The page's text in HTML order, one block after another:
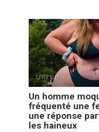
ԼՈՒՐԵՐ
Un homme
fréquenté une
une réponse
les haineux